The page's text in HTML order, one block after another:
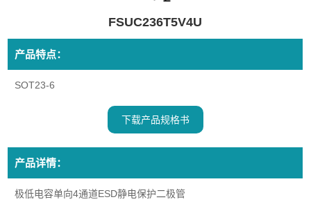
FSUC236T5V4U
产品特点：
SOT23-6
下载产品规格书
产品详情：
极低电容单向4通道ESD静电保护二极管